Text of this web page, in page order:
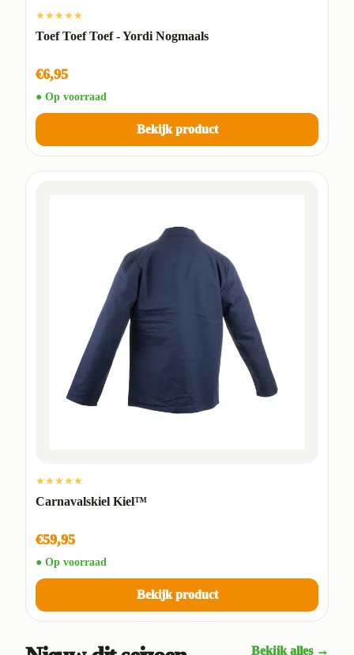
★★★★★
Toef Toef Toef - Yordi Nogmaals
€6,95
● Op voorraad
Bekijk product
★★★★★
Carnavalskiel Kiel™
€59,95
● Op voorraad
Bekijk product
Bekijk alles →